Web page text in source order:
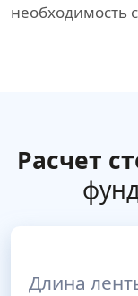
необходимость
Расчет
Длина